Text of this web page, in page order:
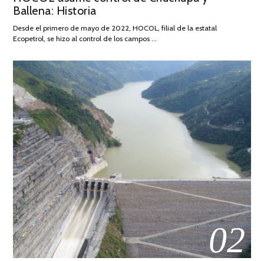
2026
Ballena: Historia
Desde el primero de mayo de 2022, HOCOL, filial de la estatal
Ecopetrol, se hizo al control de los campos …
02